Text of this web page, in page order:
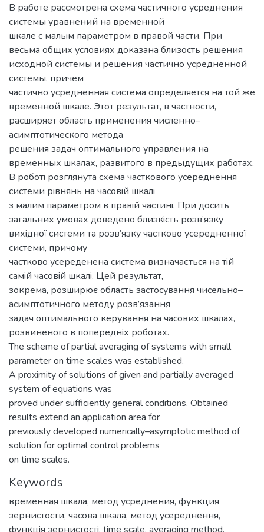
В работе рассмотрена схема частичного усреднения
системы уравнений на временной
шкале с малым параметром в правой части. При
весьма общих условиях доказана близость решения
исходной системы и решения частично усредненной
системы, причем
частично усредненная система определяется на той же
временной шкале. Этот результат, в частности,
расширяет область применения численно–
асимптотического метода
решения задач оптимального управления на
временных шкалах, развитого в предыдущих работах.
В роботi розглянута схема часткового усереднення
системи рiвнянь на часовiй шкалi
з малим параметром в правiй частинi. При досить
загальних умовах доведено близкiсть розв’язку
вихiдної системи та розв’язку частково усередненної
системи, причому
частково усереденена система визначається на тiй
самiй часовiй шкалi. Цей результат,
зокрема, розширює область застосування чисельно–
асимптотичного методу розв’язання
задач оптимального керування на часових шкалах,
розвиненого в попереднiх роботах.
The scheme of partial averaging of systems with small
parameter on time scales was established.
A proximity of solutions of given and partially averaged
system of equations was
proved under sufficiently general conditions. Obtained
results extend an application area for
previously developed numerically–asymptotic method of
solution for optimal control problems
on time scales.
Keywords
временная шкала, метод усреднения, функция
зернистости, часова шкала, метод усереднення,